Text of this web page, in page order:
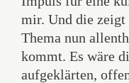
mir. Und die zeigt
Thema nun
kommt. Es wäre
aufgeklärten,